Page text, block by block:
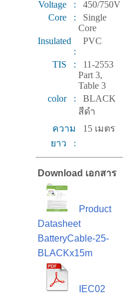
Voltage :
450/750V
Core :
Single
Core
Insulated
:
PVC
TIS :
11-2553
Part 3,
Table 3
color :
BLACK
สีดำ
ความ
ยาว :
15 เมตร
Download เอกสาร
Product
Datasheet
BatteryCable-25-
BLACKx15m
IEC02